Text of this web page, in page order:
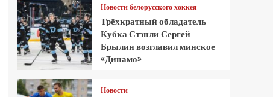
Новости белорусского хоккея
Трёхкратный обладатель
Кубка Стэнли Сергей
Брылин возглавил минское
«Динамо»
Новости